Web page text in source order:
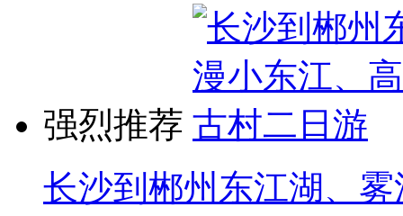
强烈推荐
长沙到郴州东江湖、